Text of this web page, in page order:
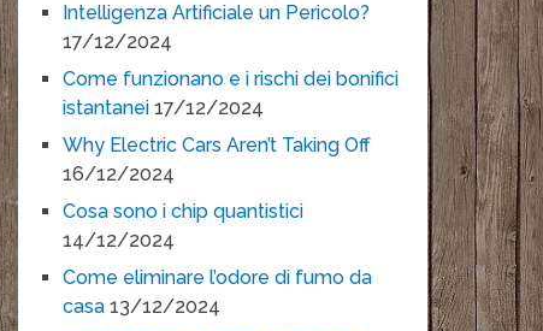
Intelligenza Artificiale un Pericolo?
17/12/2024
Come funzionano e i rischi dei bonifici
istantanei 17/12/2024
Why Electric Cars Aren’t Taking Off
16/12/2024
Cosa sono i chip quantistici
14/12/2024
Come eliminare l’odore di fumo da
casa 13/12/2024